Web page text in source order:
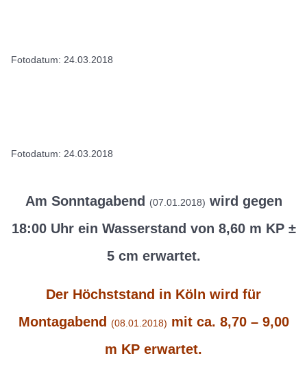
Fotodatum: 24.03.2018
Fotodatum: 24.03.2018
Am Sonntagabend (07.01.2018) wird gegen
18:00 Uhr ein Wasserstand von 8,60 m KP ±
5 cm erwartet.
Der Höchststand in Köln wird für
Montagabend (08.01.2018) mit ca. 8,70 – 9,00
m KP erwartet.